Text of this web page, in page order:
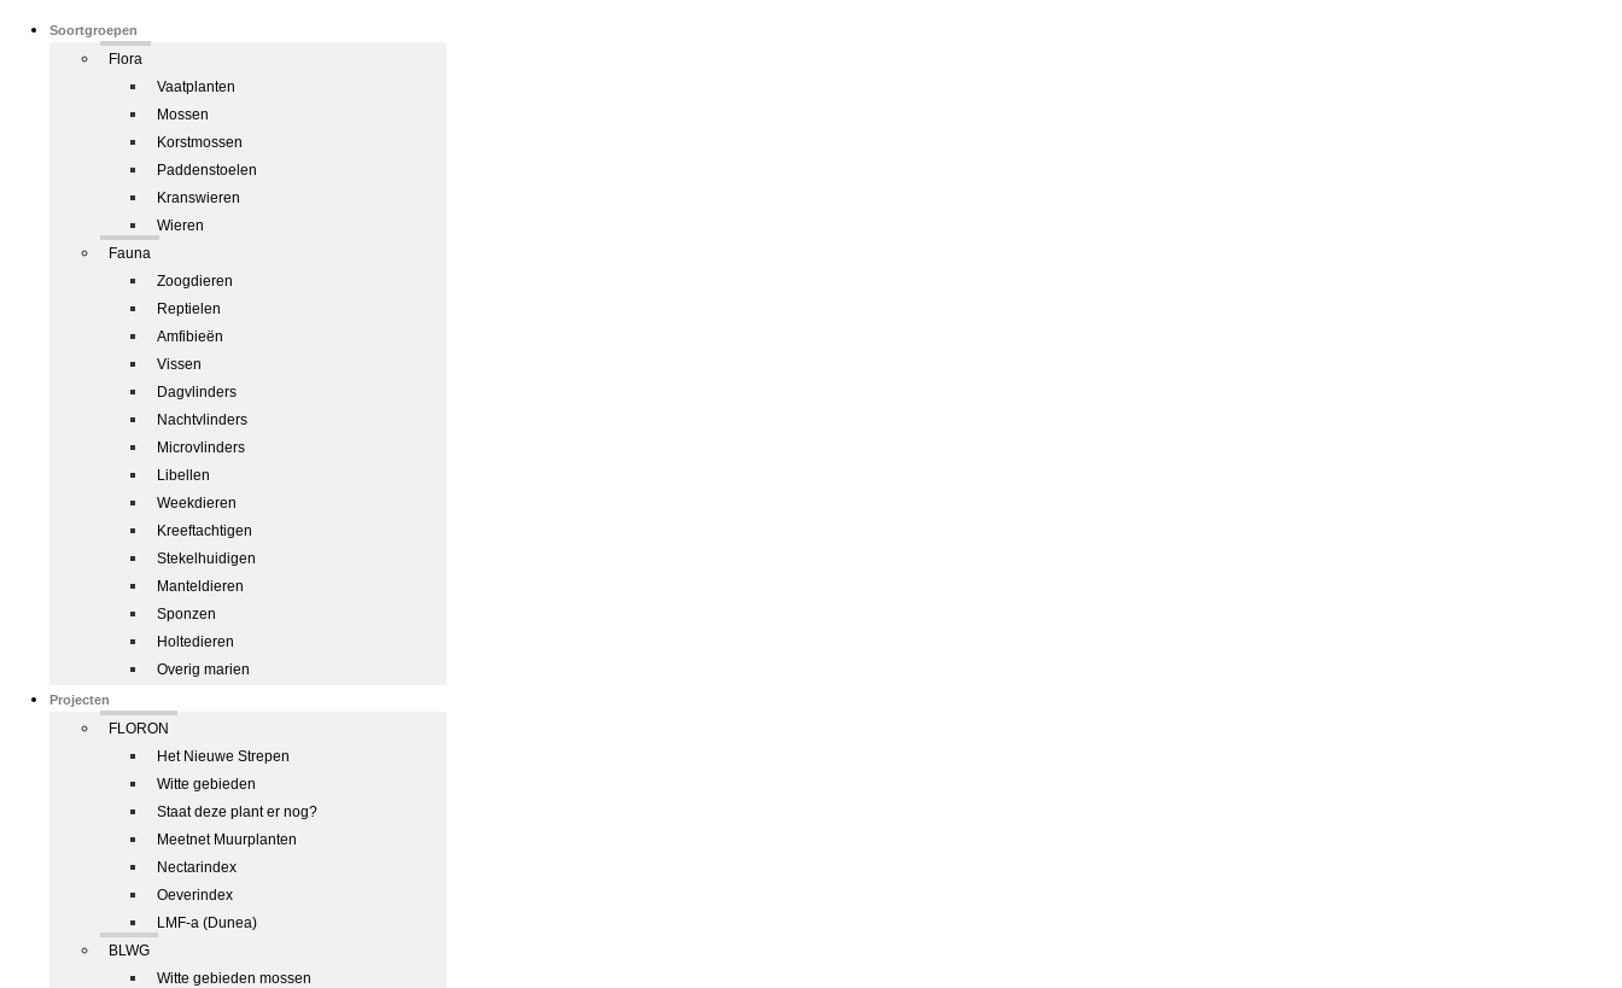
Soortgroepen
Flora
Vaatplanten
Mossen
Korstmossen
Paddenstoelen
Kranswieren
Wieren
Fauna
Zoogdieren
Reptielen
Amfibieën
Vissen
Dagvlinders
Nachtvlinders
Microvlinders
Libellen
Weekdieren
Kreeftachtigen
Stekelhuidigen
Manteldieren
Sponzen
Holtedieren
Overig marien
Projecten
FLORON
Het Nieuwe Strepen
Witte gebieden
Staat deze plant er nog?
Meetnet Muurplanten
Nectarindex
Oeverindex
LMF-a (Dunea)
BLWG
Witte gebieden mossen